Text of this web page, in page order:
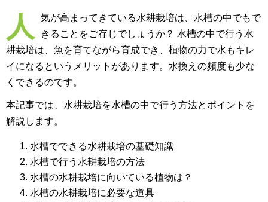
人
気が高まってきている水耕栽培は、水槽の中でもで
きることをご存じでしょうか？ 水槽の中で行う水
耕栽培は、魚を育てながら育成でき、植物の力で水もキレ
イになるというメリットがあります。水換えの頻度も少な
くできるのです。
本記事では、水耕栽培を水槽の中で行う方法とポイントを
解説します。
水槽でできる水耕栽培の基礎知識
水槽で行う水耕栽培の方法
水槽の水耕栽培に向いている植物は？
水槽の水耕栽培に必要な道具